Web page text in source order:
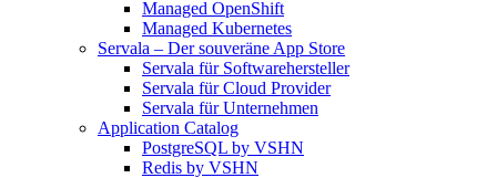
Managed OpenShift
Managed Kubernetes
Servala – Der souveräne App Store
Servala für Softwarehersteller
Servala für Cloud Provider
Servala für Unternehmen
Application Catalog
PostgreSQL by VSHN
Redis by VSHN